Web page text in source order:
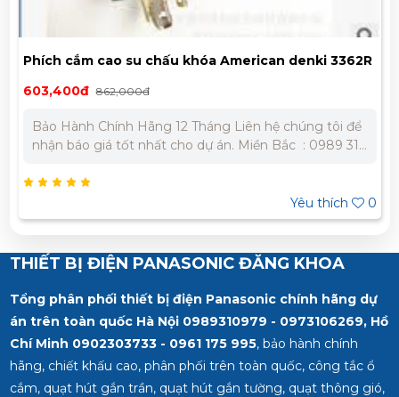
Phích cắm cao su chấu khóa American denki 3362R
603,400đ 862,000đ
Bảo Hành Chính Hãng 12 Tháng Liên hệ chúng tôi để
nhận báo giá tốt nhất cho dự án. Miền Bắc : 0989 310
332 980
Yêu thích
0
THIẾT BỊ ĐIỆN PANASONIC ĐĂNG KHOA
Tổng phân phối thiết bị điện Panasonic chính hãng dự
án trên toàn quốc Hà Nội 0989310979 - 0973106269, Hồ
Chí Minh 0902303733 - 0961 175 995, bảo hành chính
hãng, chiết khấu cao, phân phối trên toàn quốc, công tắc ổ
cắm, quạt hút gắn trần, quạt hút gắn tường, quạt thông gió,